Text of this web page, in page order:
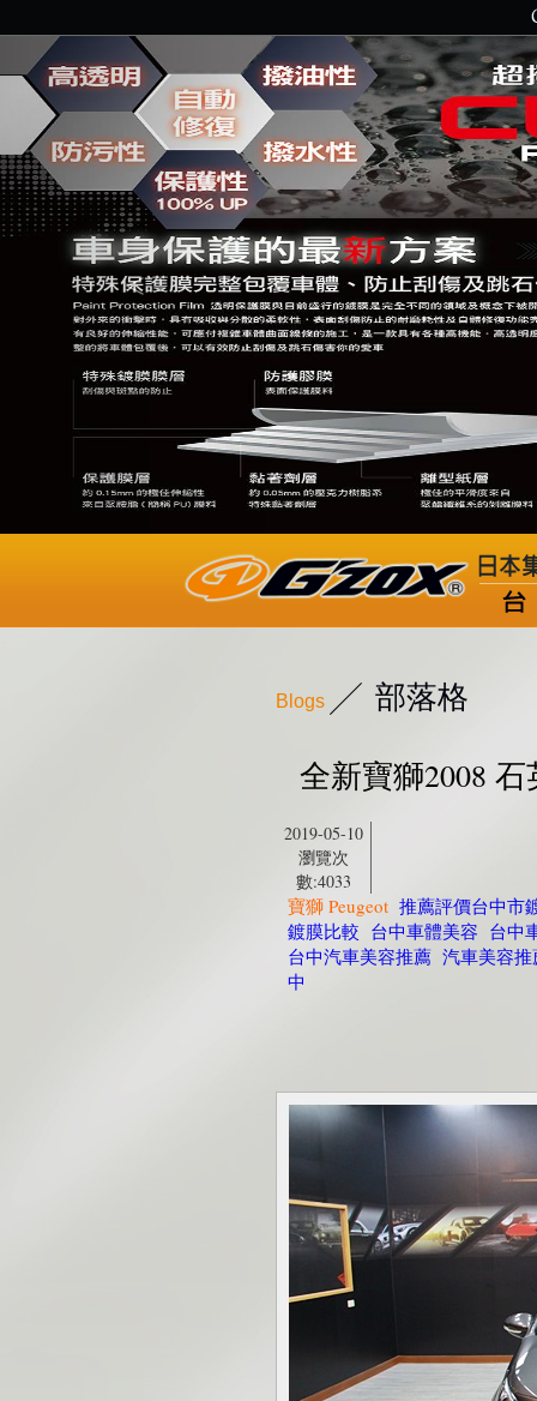
Previous
Blogs 部落格
全新寶獅2008
2019-05-10
瀏覽次
數:4033
寶獅 Peugeot 推薦評價台中市
鍍膜比較 台中車體美容 台中
台中汽車美容推薦 汽車美容
中